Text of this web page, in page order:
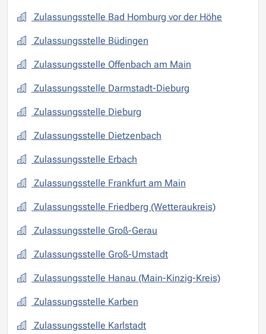
Zulassungsstelle Bad Homburg vor der Höhe
Zulassungsstelle Büdingen
Zulassungsstelle Offenbach am Main
Zulassungsstelle Darmstadt-Dieburg
Zulassungsstelle Dieburg
Zulassungsstelle Dietzenbach
Zulassungsstelle Erbach
Zulassungsstelle Frankfurt am Main
Zulassungsstelle Friedberg (Wetteraukreis)
Zulassungsstelle Groß-Gerau
Zulassungsstelle Groß-Umstadt
Zulassungsstelle Hanau (Main-Kinzig-Kreis)
Zulassungsstelle Karben
Zulassungsstelle Karlstadt